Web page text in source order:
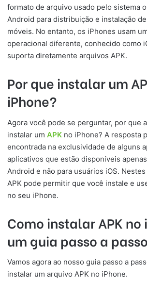
formato de arquivo usado pelo sistema
Android para distribuição e instalação
móveis. No entanto, os iPhones usam
operacional diferente, conhecido como
suporta diretamente arquivos APK.
Por que instalar um
iPhone?
Agora você pode se perguntar, por que
instalar um APK no iPhone? A resposta
encontrada na exclusividade de alguns
aplicativos que estão disponíveis
Android e não para usuários iOS.
APK pode permitir que você instale e
no seu iPhone.
Como instalar APK no
um guia passo a passo
Vamos agora ao nosso guia passo a
instalar um arquivo APK no iPhone.